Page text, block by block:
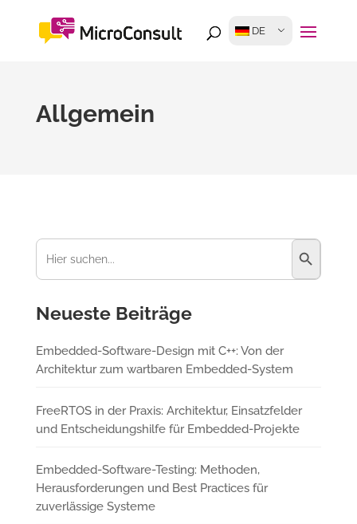
DE
Allgemein
Suchen
nach:
Neueste Beiträge
Embedded-Software-Design mit C++: Von der
Architektur zum wartbaren Embedded-System
FreeRTOS in der Praxis: Architektur, Einsatzfelder
und Entscheidungshilfe für Embedded-Projekte
Embedded-Software-Testing: Methoden,
Herausforderungen und Best Practices für
zuverlässige Systeme